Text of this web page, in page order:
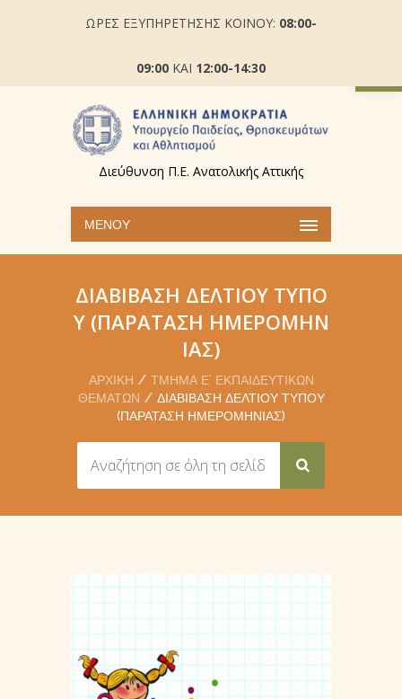
ΩΡΕΣ ΕΞΥΠΗΡΕΤΗΣΗΣ ΚΟΙΝΟΥ: 08:00-
09:00 ΚΑΙ 12:00-14:30
Διεύθυνση Π.Ε. Ανατολικής Αττικής
ΜΕΝΟΎ
ΔΙΑΒΊΒΑΣΗ ΔΕΛΤΊΟΥ ΤΎΠΟ
Υ (ΠΑΡΑΤΑΣΗ ΗΜΕΡΟΜΗΝ
ΙΑΣ)
ΑΡΧΙΚΉ
ΤΜΉΜΑ Ε’ ΕΚΠΑΙΔΕΥΤΙΚΏΝ
ΘΕΜΆΤΩΝ
ΔΙΑΒΊΒΑΣΗ ΔΕΛΤΊΟΥ ΤΎΠΟΥ
(ΠΑΡΑΤΑΣΗ ΗΜΕΡΟΜΗΝΙΑΣ)